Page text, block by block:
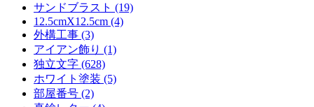
サンドブラスト (19)
12.5cmX12.5cm (4)
外構工事 (3)
アイアン飾り (1)
独立文字 (628)
ホワイト塗装 (5)
部屋番号 (2)